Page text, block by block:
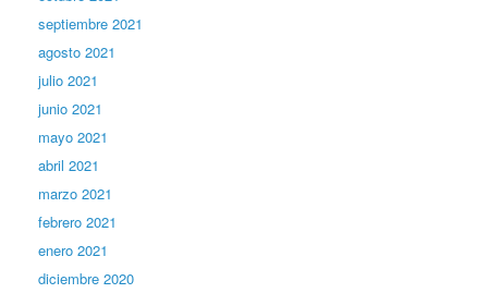
septiembre 2021
agosto 2021
julio 2021
junio 2021
mayo 2021
abril 2021
marzo 2021
febrero 2021
enero 2021
diciembre 2020